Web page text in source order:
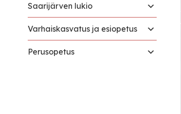
Saarijärven lukio
Varhaiskasvatus ja esiopetus
Perusopetus